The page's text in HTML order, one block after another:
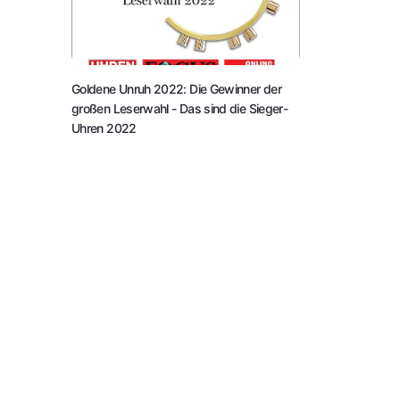
Goldene Unruh 2022: Die Gewinner der
großen Leserwahl - Das sind die Sieger-
Uhren 2022